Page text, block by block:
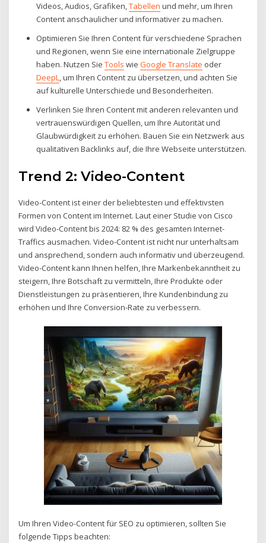
Videos, Audios, Grafiken,Tabellen und mehr, um Ihren
Content anschaulicher und informativer zu machen.
Optimieren Sie Ihren Content für verschiedene Sprachen
und Regionen, wenn Sie eine internationale Zielgruppe
haben. Nutzen Sie Tools wie Google Translate oder
DeepL, um Ihren Content zu übersetzen, und achten Sie
auf kulturelle Unterschiede und Besonderheiten.
Verlinken Sie Ihren Content mit anderen relevanten und
vertrauenswürdigen Quellen, um Ihre Autorität und
Glaubwürdigkeit zu erhöhen. Bauen Sie ein Netzwerk aus
qualitativen Backlinks auf, die Ihre Webseite unterstützen.
Trend 2: Video-Content
Video-Content ist einer der beliebtesten und effektivsten
Formen von Content im Internet. Laut einer Studie von Cisco
wird Video-Content bis 2024: 82 % des gesamten Internet-
Traffics ausmachen. Video-Content ist nicht nur unterhaltsam
und ansprechend, sondern auch informativ und überzeugend.
Video-Content kann Ihnen helfen, Ihre Markenbekanntheit zu
steigern, Ihre Botschaft zu vermitteln, Ihre Produkte oder
Dienstleistungen zu präsentieren, Ihre Kundenbindung zu
erhöhen und Ihre Conversion-Rate zu verbessern.
Um Ihren Video-Content für SEO zu optimieren, sollten Sie
folgende Tipps beachten: